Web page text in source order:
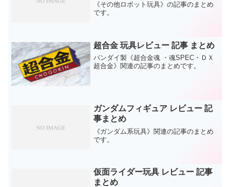
《その他ロボット玩具》の記事のまとめ
です。
超合金 玩具レビュー 記事 まとめ
バンダイ製《超合金魂 ・魂SPEC・ＤＸ
超合金》関連の記事のまとめです。
ガンダムフィギュア レビュー 記
事まとめ
《ガンダム系玩具》関連の記事のまとめ
です。
仮面ライダー玩具 レビュー 記事
まとめ